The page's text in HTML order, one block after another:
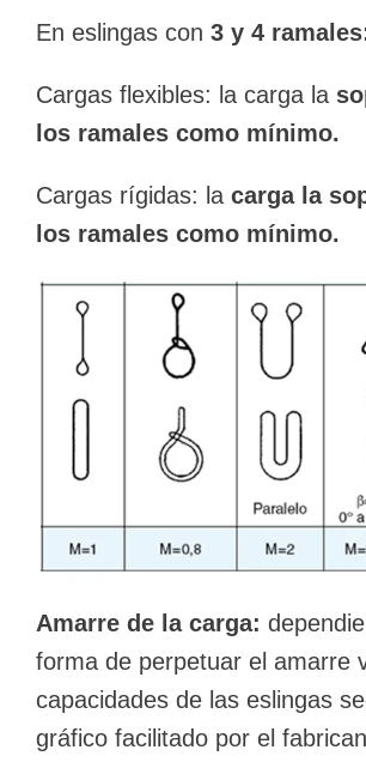
En eslingas con 3 y 4
Cargas flexibles: la carga la
los ramales como mínimo.
Cargas rígidas: la carga la
los ramales como mínimo.
Amarre de la carga:
forma de perpetuar el amarre
capacidades de las eslingas
gráfico facilitado por el